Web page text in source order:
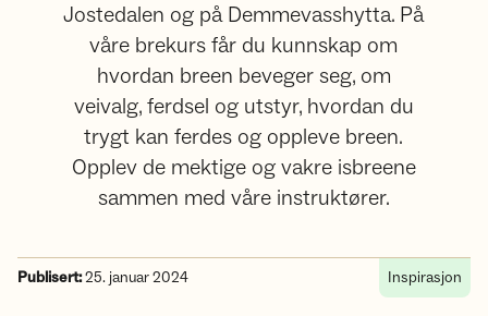
Jostedalen og på Demmevasshytta. På
våre brekurs får du kunnskap om
hvordan breen beveger seg, om
veivalg, ferdsel og utstyr, hvordan du
trygt kan ferdes og oppleve breen.
Opplev de mektige og vakre isbreene
sammen med våre instruktører.
Publisert:25. januar 2024 Inspirasjon